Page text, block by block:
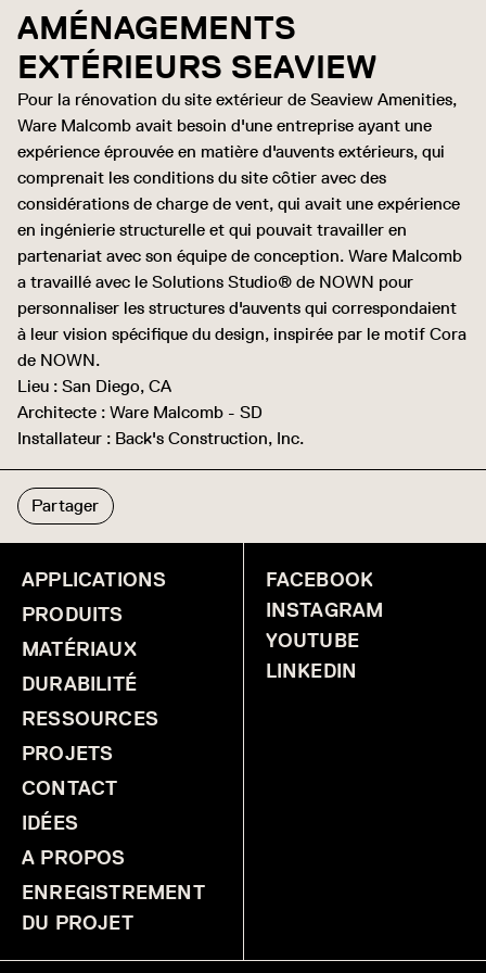
AMÉNAGEMENTS
EXTÉRIEURS SEAVIEW
Pour la rénovation du site extérieur de Seaview Amenities,
Ware Malcomb avait besoin d'une entreprise ayant une
expérience éprouvée en matière d'auvents extérieurs, qui
comprenait les conditions du site côtier avec des
considérations de charge de vent, qui avait une expérience
en ingénierie structurelle et qui pouvait travailler en
partenariat avec son équipe de conception. Ware Malcomb
a travaillé avec le Solutions Studio® de NOWN pour
personnaliser les structures d'auvents qui correspondaient
à leur vision spécifique du design, inspirée par le motif Cora
de NOWN.
Lieu : San Diego, CA
Architecte : Ware Malcomb - SD
Installateur : Back's Construction, Inc.
Partager
APPLICATIONS
PRODUITS
MATÉRIAUX
DURABILITÉ
RESSOURCES
PROJETS
CONTACT
IDÉES
A PROPOS
ENREGISTREMENT
DU PROJET
FACEBOOK
INSTAGRAM
YOUTUBE
LINKEDIN